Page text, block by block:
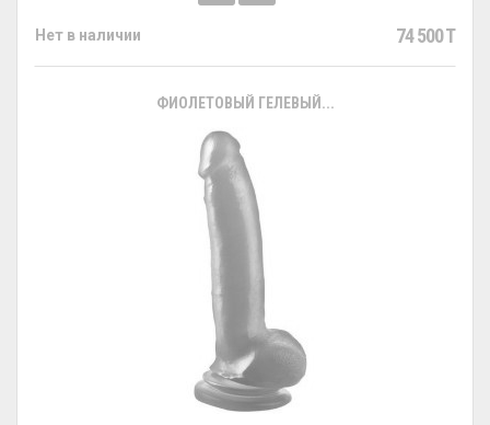
Нет в наличии 74 500 T
ФИОЛЕТОВЫЙ ГЕЛЕВЫЙ...